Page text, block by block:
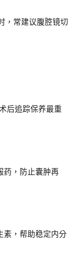
，常建议腹腔镜切
后追踪保养最重
药，防止囊肿再
素，帮助稳定内分